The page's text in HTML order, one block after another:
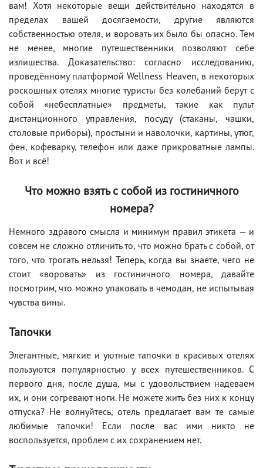
вам! Хотя некоторые вещи действительно находятся в
пределах вашей досягаемости, другие являются
собственностью отеля, и воровать их было бы опасно. Тем
не менее, многие путешественники позволяют себе
излишества. Доказательство: согласно исследованию,
проведённому платформой Wellness Heaven, в некоторых
роскошных отелях многие туристы без колебаний берут с
собой «небесплатные» предметы, такие как пульт
дистанционного управления, посуду (стаканы, чашки,
столовые приборы), простыни и наволочки, картины, утюг,
фен, кофеварку, телефон или даже прикроватные лампы.
Вот и всё!
Что можно взять с собой из гостиничного
номера?
Немного здравого смысла и минимум правил этикета — и
совсем не сложно отличить то, что можно брать с собой, от
того, что трогать нельзя! Теперь, когда вы знаете, чего не
стоит «воровать» из гостиничного номера, давайте
посмотрим, что можно упаковать в чемодан, не испытывая
чувства вины.
Тапочки
Элегантные, мягкие и уютные тапочки в красивых отелях
пользуются популярностью у всех путешественников. С
первого дня, после душа, мы с удовольствием надеваем
их, и они согревают ноги. Не можете жить без них к концу
отпуска? Не волнуйтесь, отель предлагает вам те самые
любимые тапочки! Если после вас ими никто не
воспользуется, проблем с их сохранением нет.